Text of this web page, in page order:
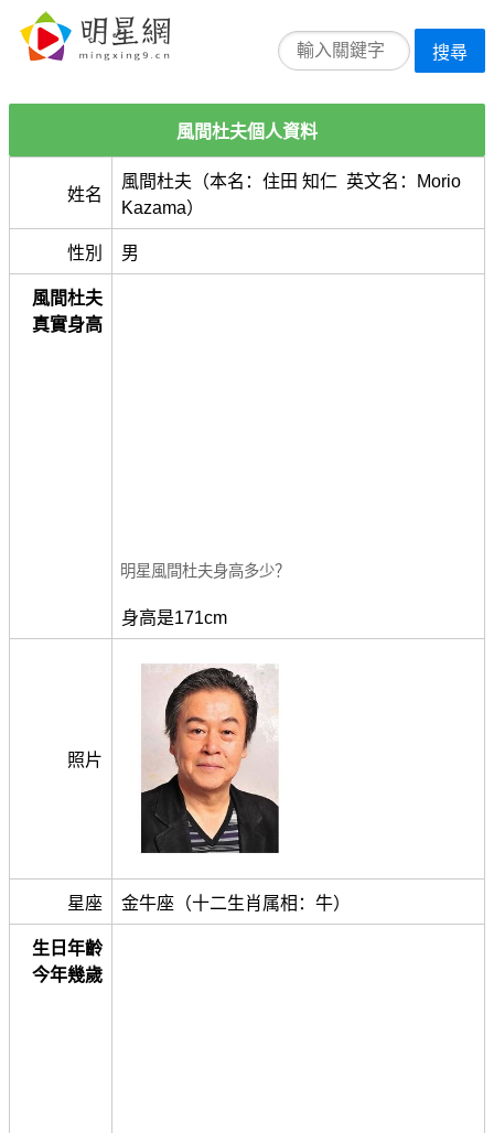
搜尋
風間杜夫個人資料
姓名
風間杜夫（本名：住田 知仁 英文名：Morio
Kazama）
性別 男
風間杜夫
真實身高
明星風間杜夫身高多少？
身高是171cm
照片
星座 金牛座（十二生肖属相：牛）
生日年齡
今年幾歲